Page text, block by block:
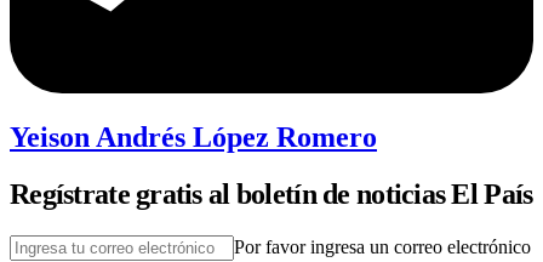
Yeison Andrés López Romero
Regístrate gratis al boletín de noticias El País
Por favor ingresa un correo electrónico